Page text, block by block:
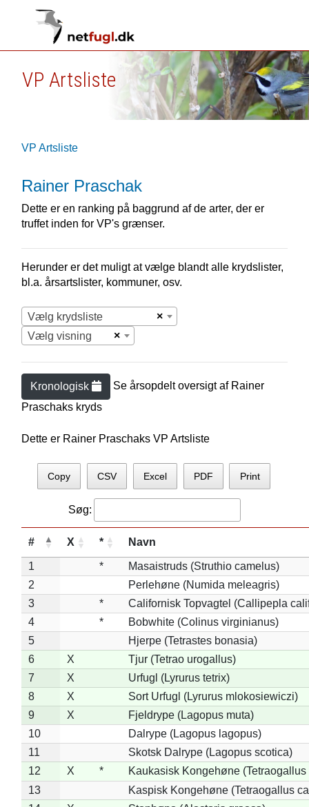
VP Artsliste
VP Artsliste
Rainer Praschak
Dette er en ranking på baggrund af de arter, der er
truffet inden for VP's grænser.
Herunder er det muligt at vælge blandt alle krydslister,
bl.a. årsartslister, kommuner, osv.
×
Vælg krydsliste
×
Vælg visning
Kronologisk Se årsopdelt oversigt af Rainer
Praschaks kryds
Dette er Rainer Praschaks VP Artsliste
Copy CSV Excel PDF Print
Søg:
# X * Navn
1 *
Masaistruds (Struthio camelus)
2
Perlehøne (Numida meleagris)
3
*
Californisk Topvagtel (Callipepla
4
*
Bobwhite (Colinus virginianus)
5
Hjerpe (Tetrastes bonasia)
6
X
Tjur (Tetrao urogallus)
7
X
Urfugl (Lyrurus tetrix)
8
X
Sort Urfugl (Lyrurus mlokosiewiczi)
9
X
Fjeldrype (Lagopus muta)
10
Dalrype (Lagopus lagopus)
11
Skotsk Dalrype (Lagopus scotica)
12
X *
Kaukasisk Kongehøne
13
Kaspisk Kongehøne (Tetraogallus